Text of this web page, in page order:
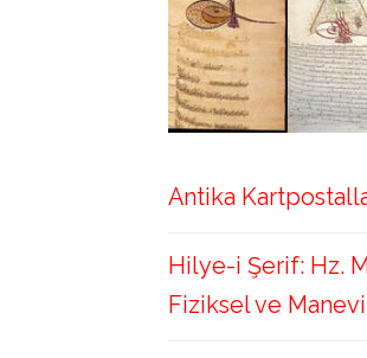
Antika
Hilye-i Şerif: Hz.
Fiziksel ve